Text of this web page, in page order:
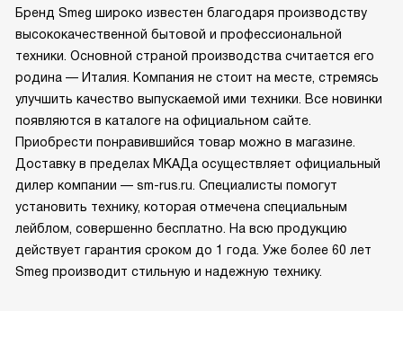
Бренд Smeg широко известен благодаря производству
высококачественной бытовой и профессиональной
техники. Основной страной производства считается его
родина — Италия. Компания не стоит на месте, стремясь
улучшить качество выпускаемой ими техники. Все новинки
появляются в каталоге на официальном сайте.
Приобрести понравившийся товар можно в магазине.
Доставку в пределах МКАДа осуществляет официальный
дилер компании — sm-rus.ru. Специалисты помогут
установить технику, которая отмечена специальным
лейблом, совершенно бесплатно. На всю продукцию
действует гарантия сроком до 1 года. Уже более 60 лет
Smeg производит стильную и надежную технику.